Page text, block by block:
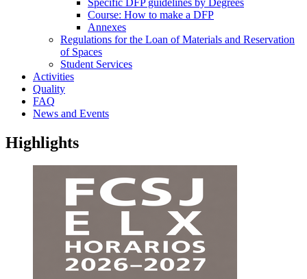
Course: How to make a DFP
Annexes
Regulations for the Loan of Materials and Reservation
of Spaces
Student Services
Activities
Quality
FAQ
News and Events
Highlights